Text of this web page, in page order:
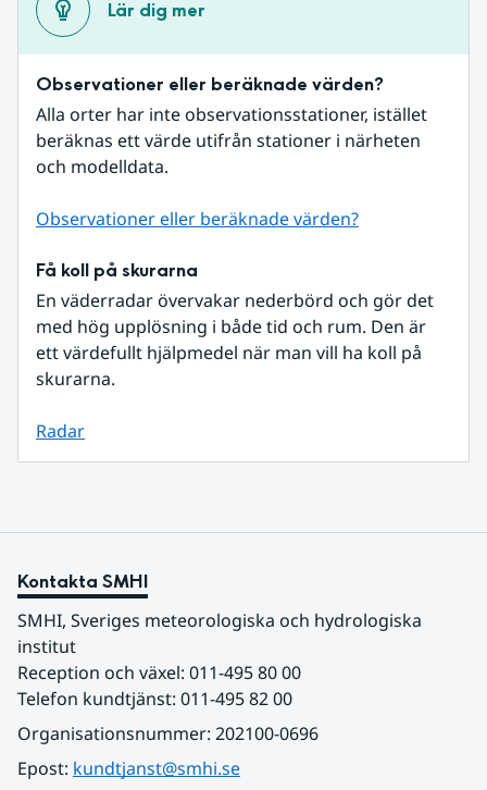
Lär dig mer
Observationer eller beräknade värden?
Alla orter har inte observationsstationer, istället
beräknas ett värde utifrån stationer i närheten
och modelldata.
Observationer eller beräknade värden?
Få koll på skurarna
En väderradar övervakar nederbörd och gör det
med hög upplösning i både tid och rum. Den är
ett värdefullt hjälpmedel när man vill ha koll på
skurarna.
Radar
Kontakta SMHI
SMHI, Sveriges meteorologiska och hydrologiska
institut
Reception och växel: 011-495 80 00
Telefon kundtjänst: 011-495 82 00
Organisationsnummer: 202100-0696
Epost: kundtjanst@smhi.se